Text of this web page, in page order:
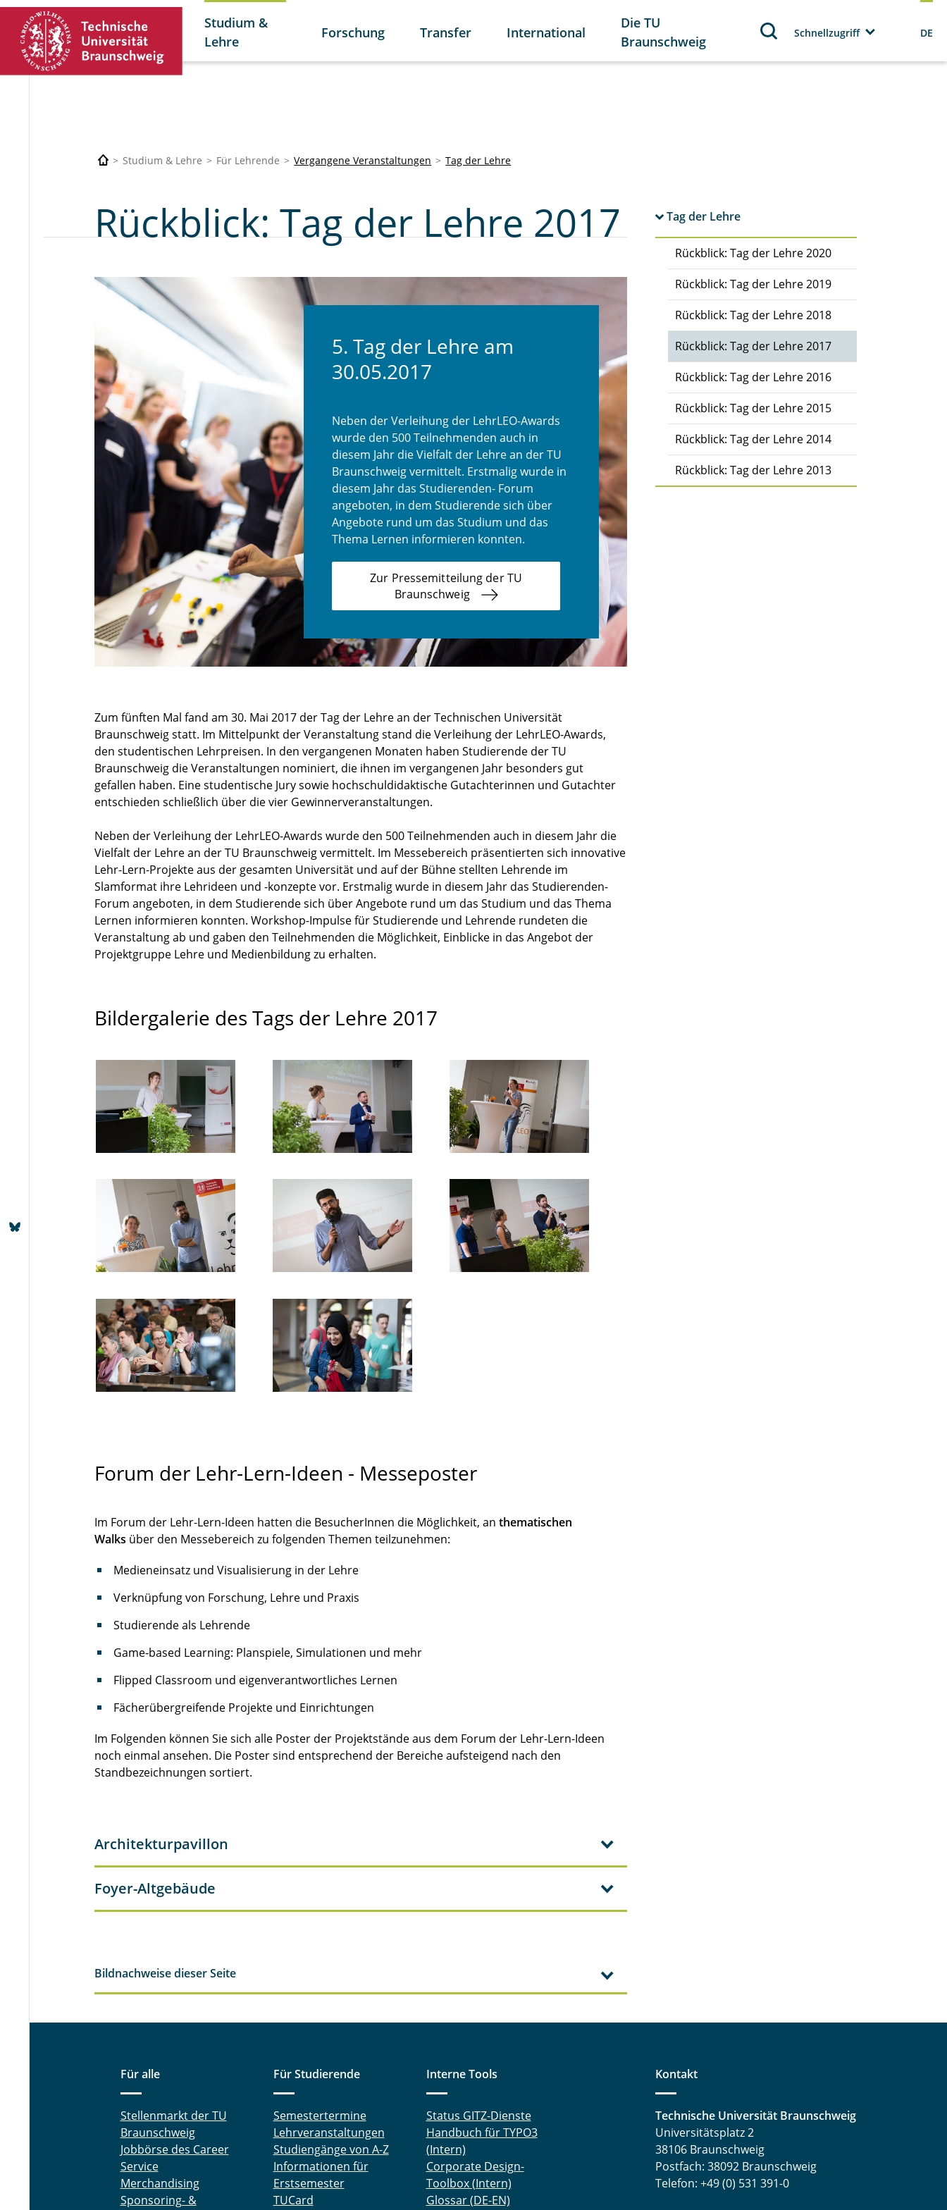
Studium &
Lehre
Forschung Transfer International
Die TU
Braunschweig
Schnellzugriff DE
Studium & Lehre Für Lehrende Vergangene Veranstaltungen Tag der Lehre
Tag der Lehre
Rückblick: Tag der Lehre 2020
Rückblick: Tag der Lehre 2019
Rückblick: Tag der Lehre 2018
Rückblick: Tag der Lehre 2017
Rückblick: Tag der Lehre 2016
Rückblick: Tag der Lehre 2015
Rückblick: Tag der Lehre 2014
Rückblick: Tag der Lehre 2013
Rückblick: Tag der Lehre 2017
5. Tag der Lehre am
30.05.2017
Neben der Verleihung der LehrLEO-Awards
wurde den 500 Teilnehmenden auch in
diesem Jahr die Vielfalt der Lehre an der TU
Braunschweig vermittelt. Erstmalig wurde in
diesem Jahr das Studierenden- Forum
angeboten, in dem Studierende sich über
Angebote rund um das Studium und das
Thema Lernen informieren konnten.
Zur Pressemitteilung der TU
Braunschweig
Zum fünften Mal fand am 30. Mai 2017 der Tag der Lehre an der Technischen Universität
Braunschweig statt. Im Mittelpunkt der Veranstaltung stand die Verleihung der LehrLEO-Awards,
den studentischen Lehrpreisen. In den vergangenen Monaten haben Studierende der TU
Braunschweig die Veranstaltungen nominiert, die ihnen im vergangenen Jahr besonders gut
gefallen haben. Eine studentische Jury sowie hochschuldidaktische Gutachterinnen und Gutachter
entschieden schließlich über die vier Gewinnerveranstaltungen.
Neben der Verleihung der LehrLEO-Awards wurde den 500 Teilnehmenden auch in diesem Jahr die
Vielfalt der Lehre an der TU Braunschweig vermittelt. Im Messebereich präsentierten sich innovative
Lehr-Lern-Projekte aus der gesamten Universität und auf der Bühne stellten Lehrende im
Slamformat ihre Lehrideen und -konzepte vor. Erstmalig wurde in diesem Jahr das Studierenden-
Forum angeboten, in dem Studierende sich über Angebote rund um das Studium und das Thema
Lernen informieren konnten. Workshop-Impulse für Studierende und Lehrende rundeten die
Veranstaltung ab und gaben den Teilnehmenden die Möglichkeit, Einblicke in das Angebot der
Projektgruppe Lehre und Medienbildung zu erhalten.
Bildergalerie des Tags der Lehre 2017
Forum der Lehr-Lern-Ideen - Messeposter
Im Forum der Lehr-Lern-Ideen hatten die BesucherInnen die Möglichkeit, anthematischen
Walks über den Messebereich zu folgenden Themen teilzunehmen:
Medieneinsatz und Visualisierung in der Lehre
Verknüpfung von Forschung, Lehre und Praxis
Studierende als Lehrende
Game-based Learning: Planspiele, Simulationen und mehr
Flipped Classroom und eigenverantwortliches Lernen
Fächerübergreifende Projekte und Einrichtungen
Im Folgenden können Sie sich alle Poster der Projektstände aus dem Forum der Lehr-Lern-Ideen
noch einmal ansehen. Die Poster sind entsprechend der Bereiche aufsteigend nach den
Standbezeichnungen sortiert.
Architekturpavillon
Foyer-Altgebäude
Bildnachweise dieser Seite
Für alle
Stellenmarkt der TU
Braunschweig
Jobbörse des Career
Service
Merchandising
Sponsoring- &
Für Studierende
Semestertermine
Lehrveranstaltungen
Studiengänge von A-Z
Informationen für
Erstsemester
TUCard
Interne Tools
Status GITZ-Dienste
Handbuch für TYPO3
(Intern)
Corporate Design-
Toolbox (Intern)
Glossar (DE-EN)
Kontakt
Technische Universität Braunschweig
Universitätsplatz 2
38106 Braunschweig
Postfach: 38092 Braunschweig
Telefon: +49 (0) 531 391-0